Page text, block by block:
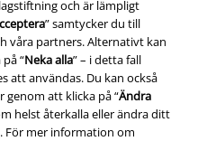
och är lämpligt
” samtycker du till
våra partners. Alternativt kan
“Neka alla” – i detta fall
att användas. Du kan också
genom att klicka på “Ändra
helst återkalla eller ändra ditt
. För mer information om